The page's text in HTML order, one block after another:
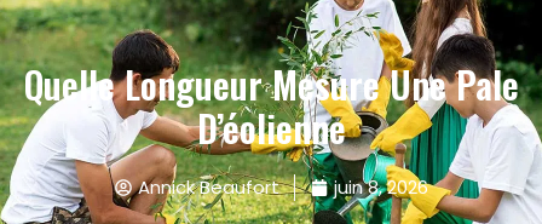
Quelle Longueur Mesure Une Pale
D’éolienne
Annick Beaufort juin 8, 2026